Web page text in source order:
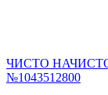
ЧИСТО НАЧИСТО
№1043512800